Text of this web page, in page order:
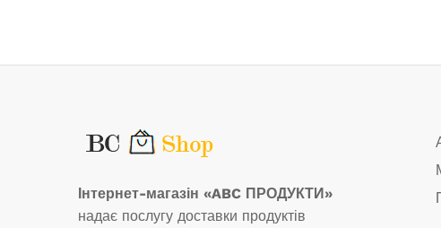
Інтернет-магазін «ABC ПРОДУКТИ»
надає послугу доставки продуктів